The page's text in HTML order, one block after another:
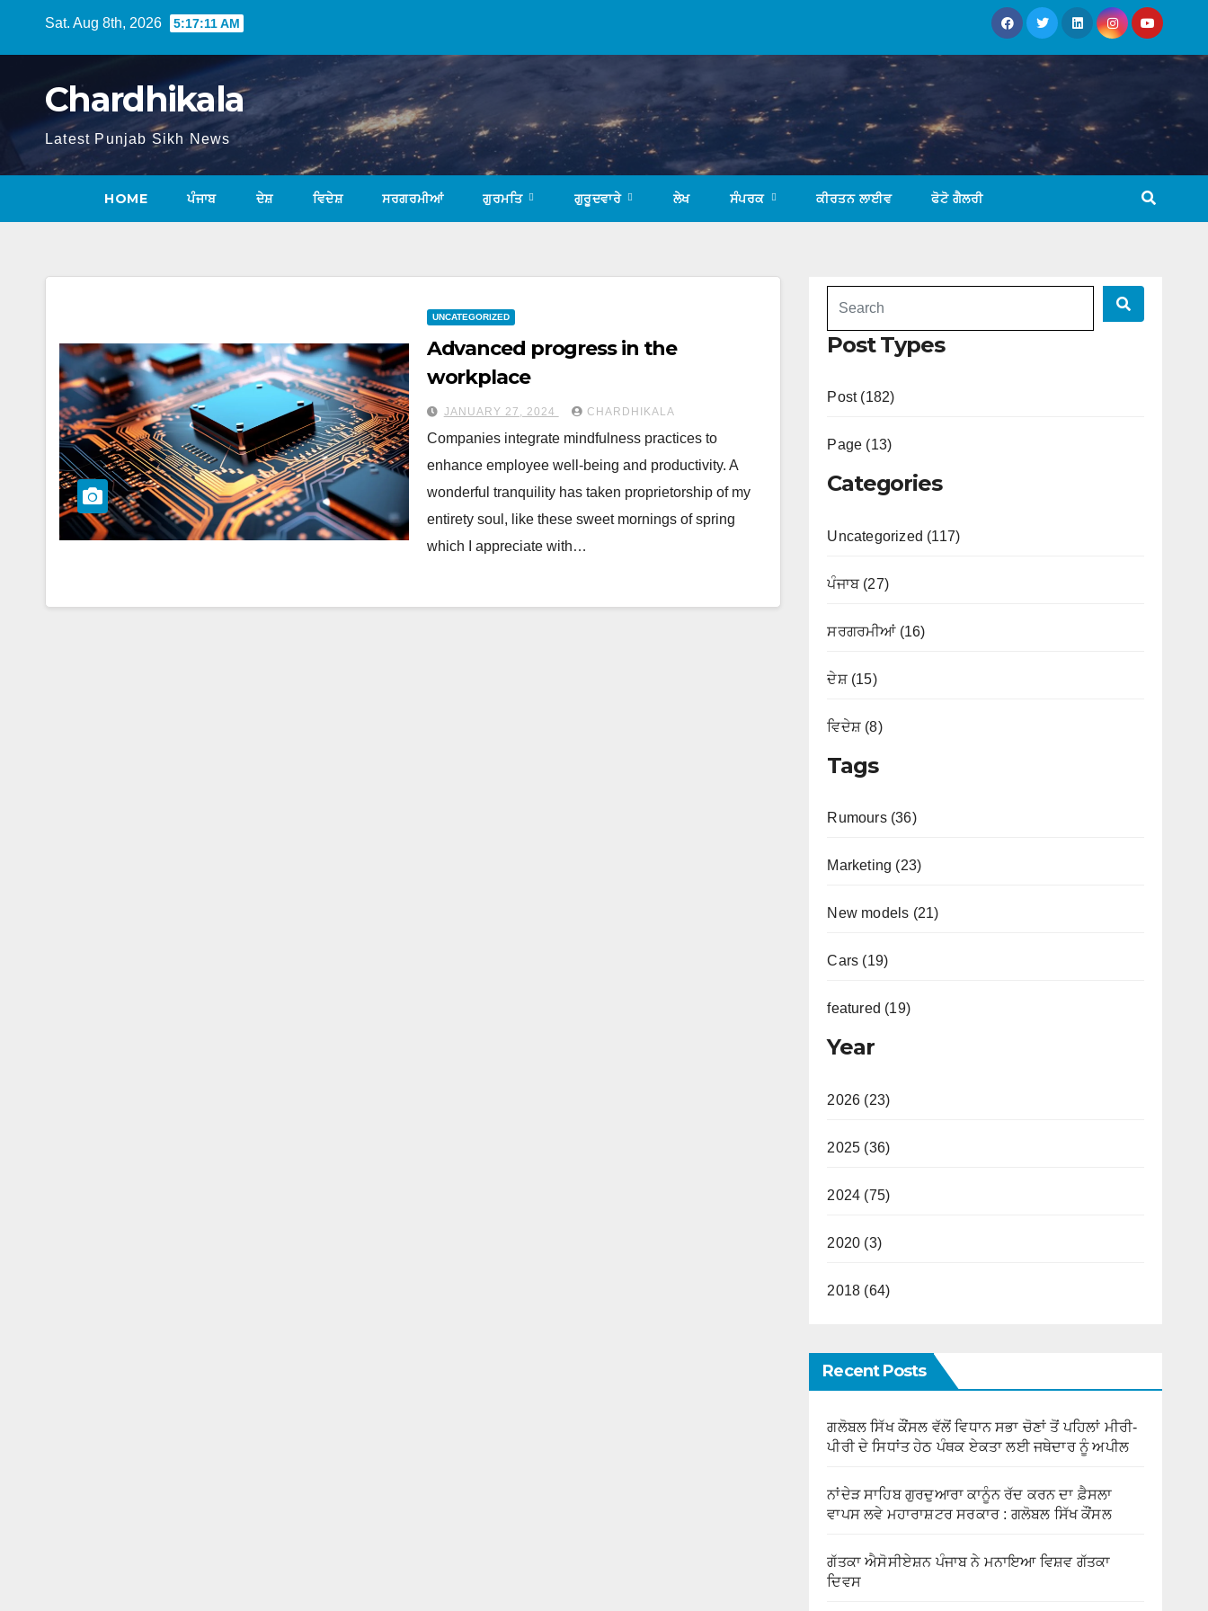
Sat. Aug 8th, 2026 5:17:12 AM
Chardhikala
Latest Punjab Sikh News
HOME ਪੰਜਾਬ ਦੇਸ਼ ਵਿਦੇਸ਼ ਸਰਗਰਮੀਆਂ ਗੁਰਮਤਿ ਗੁਰੂਦਵਾਰੇ ਲੇਖ ਸੰਪਰਕ ਕੀਰਤਨ ਲਾਈਵ ਫੋਟੋ ਗੈਲਰੀ
UNCATEGORIZED
Advanced progress in the
workplace
JANUARY 27, 2024 CHARDHIKALA
Companies integrate mindfulness practices to
enhance employee well-being and productivity. A
wonderful tranquility has taken proprietorship of my
entirety soul, like these sweet mornings of spring
which I appreciate with…
Post Types
Post (182)
Page (13)
Categories
Uncategorized (117)
ਪੰਜਾਬ (27)
ਸਰਗਰਮੀਆਂ (16)
ਦੇਸ਼ (15)
ਵਿਦੇਸ਼ (8)
Tags
Rumours (36)
Marketing (23)
New models (21)
Cars (19)
featured (19)
Year
2026 (23)
2025 (36)
2024 (75)
2020 (3)
2018 (64)
Recent Posts
ਗਲੋਬਲ ਸਿੱਖ ਕੌਂਸਲ ਵੱਲੋਂ ਵਿਧਾਨ ਸਭਾ ਚੋਣਾਂ ਤੋਂ ਪਹਿਲਾਂ ਮੀਰੀ-
ਪੀਰੀ ਦੇ ਸਿਧਾਂਤ ਹੇਠ ਪੰਥਕ ਏਕਤਾ ਲਈ ਜਥੇਦਾਰ ਨੂੰ ਅਪੀਲ
ਨਾਂਦੇੜ ਸਾਹਿਬ ਗੁਰਦੁਆਰਾ ਕਾਨੂੰਨ ਰੱਦ ਕਰਨ ਦਾ ਫ਼ੈਸਲਾ
ਵਾਪਸ ਲਵੇ ਮਹਾਰਾਸ਼ਟਰ ਸਰਕਾਰ : ਗਲੋਬਲ ਸਿੱਖ ਕੌਂਸਲ
ਗੱਤਕਾ ਐਸੋਸੀਏਸ਼ਨ ਪੰਜਾਬ ਨੇ ਮਨਾਇਆ ਵਿਸ਼ਵ ਗੱਤਕਾ
ਦਿਵਸ